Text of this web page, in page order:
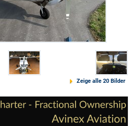
Zeige alle 20 Bilder